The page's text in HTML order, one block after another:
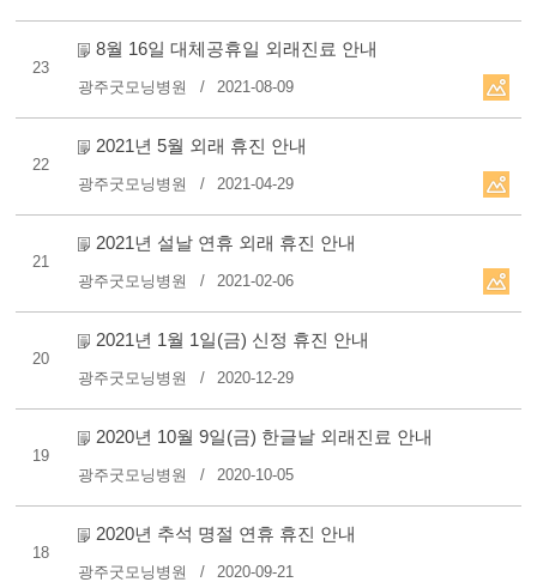
23
8월 16일 대체공휴일 외래진료 안내
광주굿모닝병원 2021-08-09
22
2021년 5월 외래 휴진 안내
광주굿모닝병원 2021-04-29
21
2021년 설날 연휴 외래 휴진 안내
광주굿모닝병원 2021-02-06
20
2021년 1월 1일(금) 신정 휴진 안내
광주굿모닝병원 2020-12-29
19
2020년 10월 9일(금) 한글날 외래진료 안내
광주굿모닝병원 2020-10-05
18
2020년 추석 명절 연휴 휴진 안내
광주굿모닝병원 2020-09-21